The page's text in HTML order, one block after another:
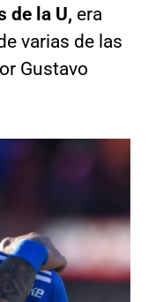
de la U, era
varias de las
Gustavo